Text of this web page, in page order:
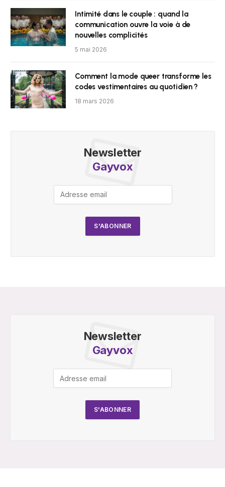
Intimité dans le couple : quand la
communication ouvre la voie à de
nouvelles complicités
5 mai 2026
Comment la mode queer transforme les
codes vestimentaires au quotidien ?
18 mars 2026
Newsletter
Gayvox
Newsletter
Gayvox